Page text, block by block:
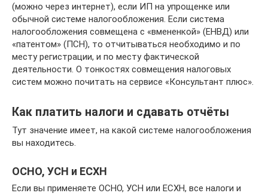
(можно через интернет), если ИП на упрощенке или
обычной системе налогообложения. Если система
налогообложения совмещена с «вмененкой» (ЕНВД) или
«патентом» (ПСН), то отчитываться необходимо и по
месту регистрации, и по месту фактической
деятельности. О тонкостях совмещения налоговых
систем можно почитать на сервисе «Консультант плюс».
Как платить налоги и сдавать отчёты
Тут значение имеет, на какой системе налогообложения
вы находитесь.
ОСНО, УСН и ЕСХН
Если вы применяете ОСНО, УСН или ЕСХН, все налоги и